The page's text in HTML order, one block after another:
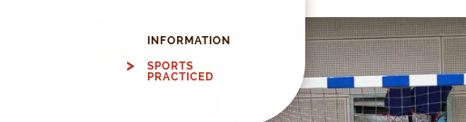
INFORMATION
SPORTS
PRACTICED